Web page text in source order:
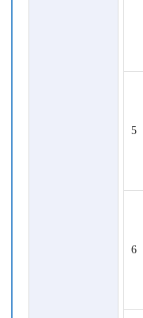
5
6